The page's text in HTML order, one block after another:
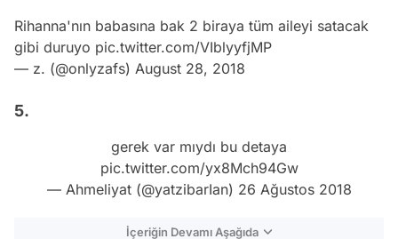
Rihanna'nın babasına bak 2 biraya tüm aileyi satacak
gibi duruyo pic.twitter.com/VIblyyfjMP
— z. (@onlyzafs) August 28, 2018
5.
gerek var mıydı bu detaya
pic.twitter.com/yx8Mch94Gw
— Ahmeliyat (@yatzibarIan) 26 Ağustos 2018
İçeriğin Devamı Aşağıda